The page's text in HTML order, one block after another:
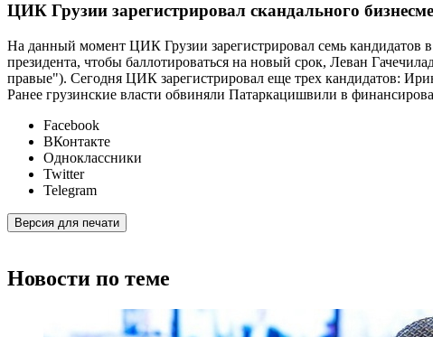
ЦИК Грузии зарегистрировал скандального
На данный момент ЦИК Грузии зарегистрировал семь кандидатов
президента, чтобы баллотироваться на новый срок, Леван
правые"). Сегодня ЦИК зарегистрировал еще трех кандидатов:
Ранее грузинские власти обвиняли Патаркацишвили в
Facebook
ВКонтакте
Одноклассники
Twitter
Telegram
Версия для печати
Новости по теме